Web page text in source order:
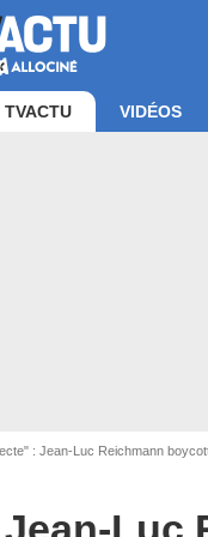
TVACTU VIDÉOS
: Jean-Luc Reichmann